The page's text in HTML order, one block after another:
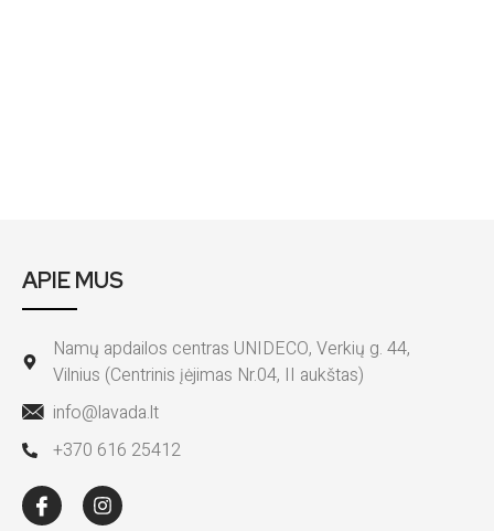
APIE MUS
Namų apdailos centras UNIDECO, Verkių g. 44,
Vilnius (Centrinis įėjimas Nr.04, II aukštas)
info@lavada.lt
+370 616 25412